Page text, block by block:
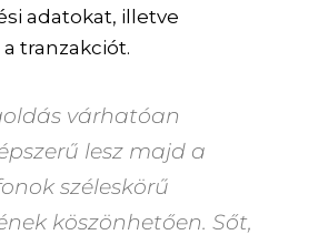
adatokat, illetve
tranzakciót.
várhatóan
lesz majd a
széleskörű
köszönhetően. Sőt,